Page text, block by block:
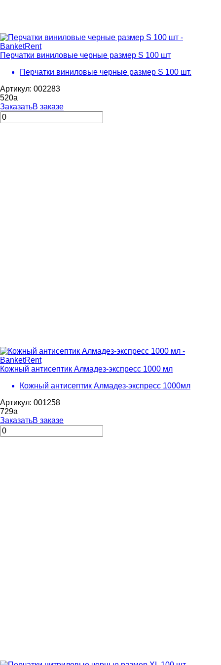
Перчатки виниловые черные размер S 100 шт
Перчатки виниловые черные размер S 100 шт.
Артикул: 002283
520a
ЗаказатьВ заказе
Кожный антисептик Алмадез-экспресс 1000 мл
Кожный антисептик Алмадез-экспресс 1000мл
Артикул: 001258
729a
ЗаказатьВ заказе